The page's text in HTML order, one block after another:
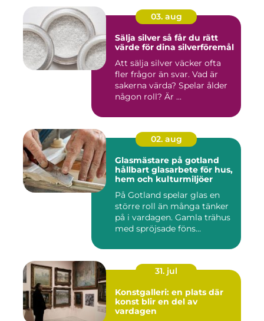
03. aug
Sälja silver så får du rätt
värde för dina silverföremål
Att sälja silver väcker ofta
fler frågor än svar. Vad är
sakerna värda? Spelar ålder
någon roll? Är ...
02. aug
Glasmästare på gotland
hållbart glasarbete för hus,
hem och kulturmiljöer
På Gotland spelar glas en
större roll än många tänker
på i vardagen. Gamla trähus
med spröjsade föns...
31. jul
Konstgalleri: en plats där
konst blir en del av
vardagen